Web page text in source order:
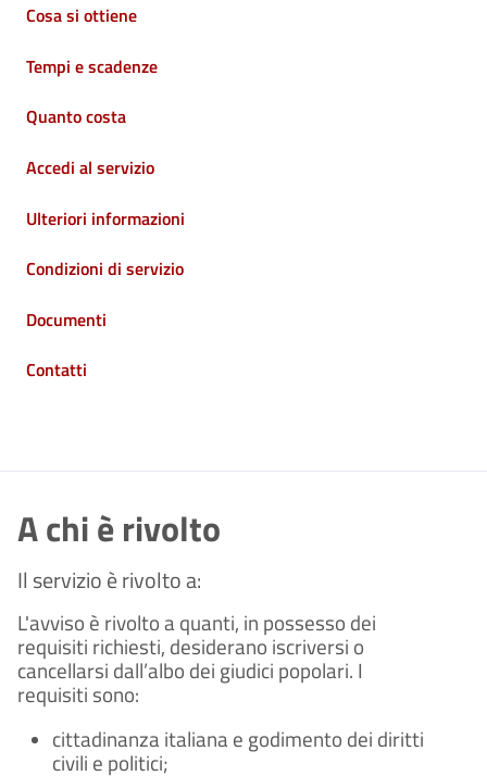
Cosa si ottiene
Tempi e scadenze
Quanto costa
Accedi al servizio
Ulteriori informazioni
Condizioni di servizio
Documenti
Contatti
A chi è rivolto
Il servizio è rivolto a:
L'avviso è rivolto a quanti, in possesso dei
requisiti richiesti, desiderano iscriversi o
cancellarsi dall’albo dei giudici popolari. I
requisiti sono:
cittadinanza italiana e godimento dei diritti
civili e politici;